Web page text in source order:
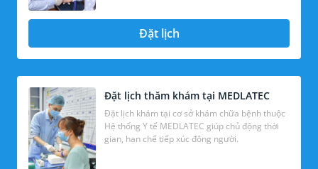
Đặt lịch
Đặt lịch thăm khám tại MEDLATEC
Đặt lịch khám tại cơ sở khám chữa bệnh thuộc
Hệ thống Y tế MEDLATEC giúp chủ động thời
gian, hạn chế tiếp xúc đông người.